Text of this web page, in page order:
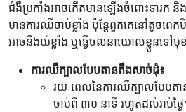
ជំងឺប្រកាំងអាចកើតមានឡើងចំពោះទារក
មានការឈឺចាប់ខ្លាំង ប៉ុន្តែពួកគេនៅតូចពេក
អាចនឹងយំខ្លាំង ឬធ្វើចលនាយោលខ្លួនទៅ
ការឈឺក្បាលបែបតានតឹងសាច់ដុំ៖
រយៈពេលនៃការឈឺក្បាលបែបត
ចាប់ពី ៣០ នាទី រហូតដល់រាប់ថ្ងៃ